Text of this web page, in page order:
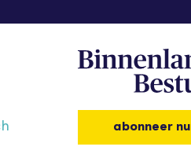
abonneer nu